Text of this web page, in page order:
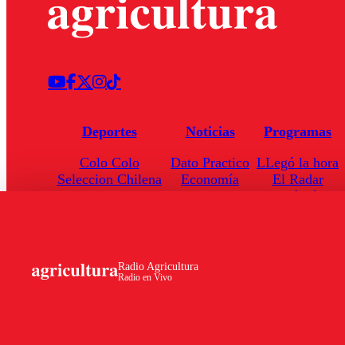
Radio Agricultura
Radio en Vivo
Deportes
Colo Colo
Seleccion Chilena
Noticias
Dato Practico
Economía
Programas
LLegó la hora
El Radar
Enfoqué Público